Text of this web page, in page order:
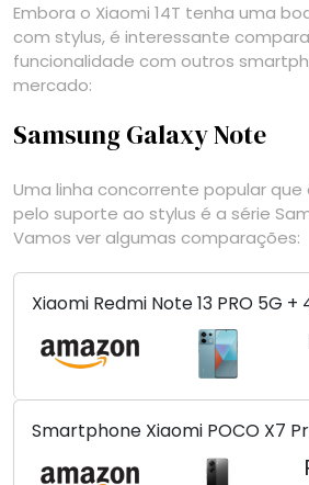
Embora o Xiaomi 14T tenha uma
com stylus, é interessante
funcionalidade com outros
mercado:
Samsung Galaxy Note
Uma linha concorrente popular
pelo suporte ao stylus é a série
Vamos ver algumas comparações:
Xiaomi Redmi Note 13 PRO 5G +
8 GB) 200 MP Triplo (Mobile
(Pacote de carregador duplo
(Ocean Teal (ROM))
Smartphone Xiaomi POCO X7
8+256GB/12+256GB/12+512GB